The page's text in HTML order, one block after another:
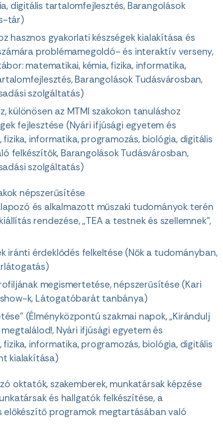
digitális tartalomfejlesztés, Barangolások
tár)
hasznos gyakorlati készségek kialakítása és
problémamegoldó- és interaktív verseny,
matematikai, kémia, fizika, informatika,
Barangolások Tudásvárosban,
szolgáltatás)
különösen az MTMI szakokon tanuláshoz
fejlesztése (Nyári ifjúsági egyetem és
informatika, programozás, biológia, digitális
felkészítők, Barangolások Tudásvárosban,
szolgáltatás)
népszerűsítése
és alkalmazott műszaki tudományok terén
rendezése, „TEA a testnek és szellemnek”,
iránti érdeklődés felkeltése (Nők a tudományban,
megismertetése, népszerűsítése (Kari
k, Látogatóbarát tanbánya)
(Élményközpontú szakmai napok, „Kirándulj
Nyári ifjúsági egyetem és
informatika, programozás, biológia, digitális
kialakítása)
oktatók, szakemberek, munkatársak képzése
és hallgatók felkészítése, a
programok megtartásában való